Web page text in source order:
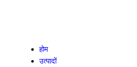
होम
उत्पादों